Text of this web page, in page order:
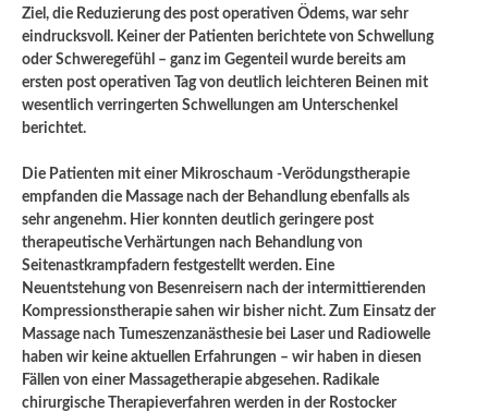
Ziel, die Reduzierung des post operativen Ödems, war sehr
eindrucksvoll. Keiner der Patienten berichtete von Schwellung
oder Schweregefühl – ganz im Gegenteil wurde bereits am
ersten post operativen Tag von deutlich leichteren Beinen mit
wesentlich verringerten Schwellungen am Unterschenkel
berichtet.
Die Patienten mit einer Mikroschaum -Verödungstherapie
empfanden die Massage nach der Behandlung ebenfalls als
sehr angenehm. Hier konnten deutlich geringere post
therapeutische Verhärtungen nach Behandlung von
Seitenastkrampfadern festgestellt werden. Eine
Neuentstehung von Besenreisern nach der intermittierenden
Kompressionstherapie sahen wir bisher nicht. Zum Einsatz der
Massage nach Tumeszenzanästhesie bei Laser und Radiowelle
haben wir keine aktuellen Erfahrungen – wir haben in diesen
Fällen von einer Massagetherapie abgesehen. Radikale
chirurgische Therapieverfahren werden in der Rostocker